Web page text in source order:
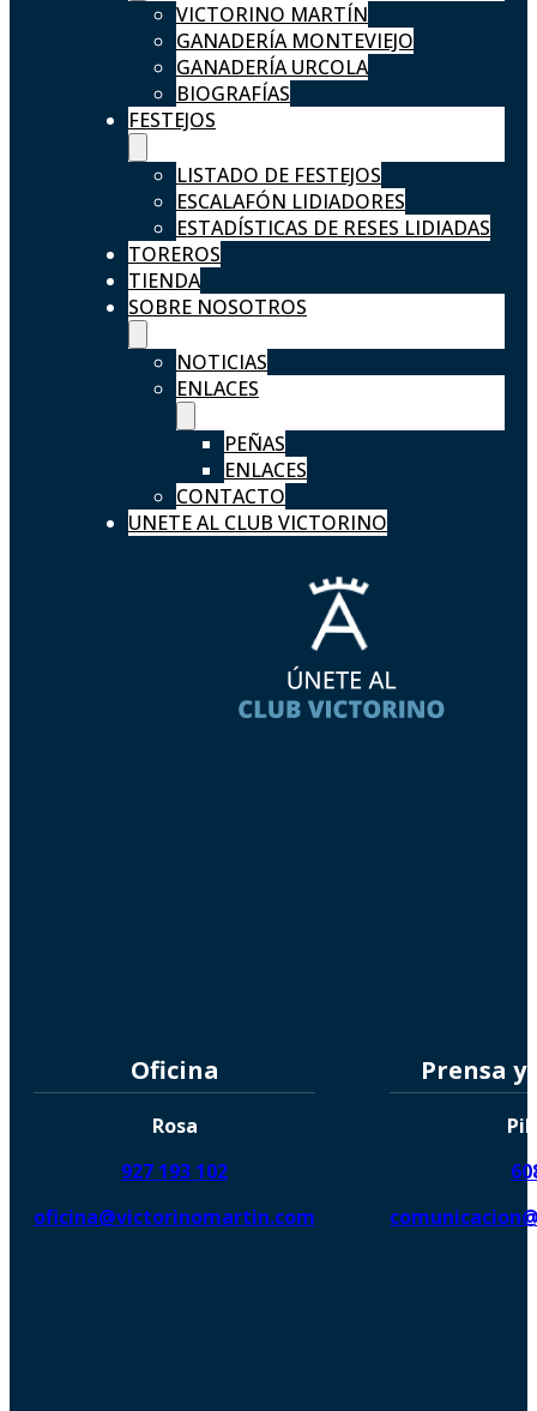
VICTORINO MARTÍN
GANADERÍA MONTEVIEJO
GANADERÍA URCOLA
BIOGRAFÍAS
FESTEJOS
LISTADO DE FESTEJOS
ESCALAFÓN LIDIADORES
ESTADÍSTICAS DE RESES LIDIADAS
TOREROS
TIENDA
SOBRE NOSOTROS
NOTICIAS
ENLACES
PEÑAS
ENLACES
CONTACTO
UNETE AL CLUB VICTORINO
Oficina
Rosa
927 193 102
oficina@victorinomartin.com
Prensa